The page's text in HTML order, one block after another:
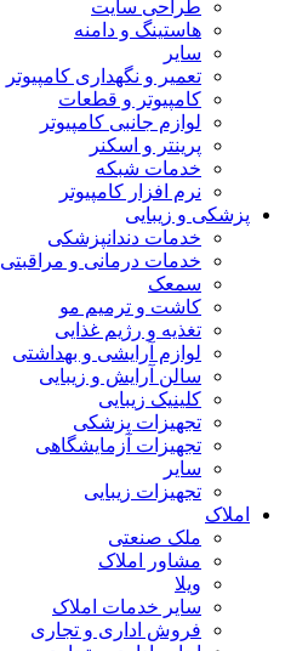
طراحی سایت
هاستینگ و دامنه
سایر
تعمیر و نگهداری کامپیوتر
کامپیوتر و قطعات
لوازم جانبی کامپیوتر
پرینتر و اسکنر
خدمات شبکه
نرم افزار کامپیوتر
پزشکی و زیبایی
خدمات دندانپزشکی
خدمات درمانی و مراقبتی
سمعک
کاشت و ترمیم مو
تغذیه و رژیم غذایی
لوازم آرایشی و بهداشتی
سالن آرایش و زیبایی
کلینیک زیبایی
تجهیزات پزشکی
تجهیزات آزمایشگاهی
سایر
تجهیزات زیبایی
املاک
ملک صنعتی
مشاور املاک
ویلا
سایر خدمات املاک
فروش اداری و تجاری